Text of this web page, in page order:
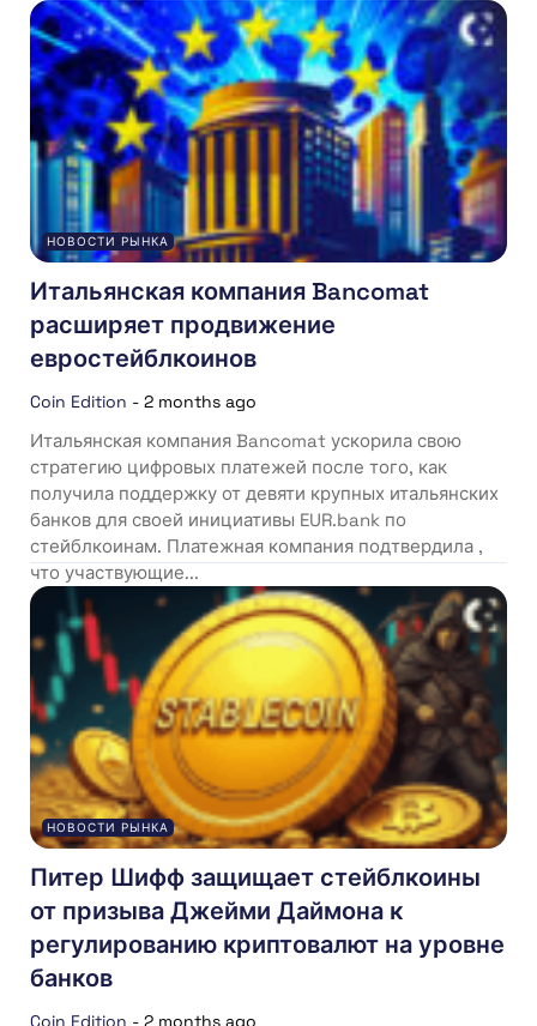
НОВОСТИ РЫНКА
Итальянская компания Bancomat
расширяет продвижение
евростейблкоинов
Coin Edition - 2 months ago
Итальянская компания Bancomat ускорила свою
стратегию цифровых платежей после того, как
получила поддержку от девяти крупных итальянских
банков для своей инициативы EUR.bank по
стейблкоинам. Платежная компания подтвердила ,
что участвующие...
НОВОСТИ РЫНКА
Питер Шифф защищает стейблкоины
от призыва Джейми Даймона к
регулированию криптовалют на уровне
банков
Coin Edition - 2 months ago